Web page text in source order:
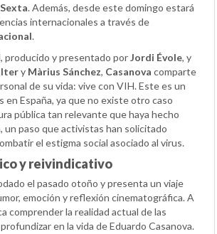
. Además, desde este domingo estará
internacionales a través de
.
producido y presentado porJordi Évole, y
y Màrius Sánchez, Casanova comparte
de su vida: vive con VIH. Este es un
España, ya que no existe otro caso
pública tan relevante que haya hecho
un paso que activistas han solicitado
el estigma social asociado al virus.
y reivindicativo
el pasado otoño y presenta un viaje
emoción y reflexión cinematográfica. A
comprender la realidad actual de las
en la vida de Eduardo Casanova.